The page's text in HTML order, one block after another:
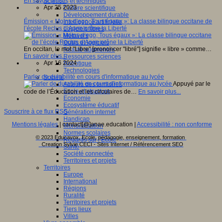
Culture scientifique
Développement durable
Intelligence artificielle
Logiciels libres
Métavers
Outils et logiciels
Réalité augmentée
Ressources sciences
Robotique
Technologies
Société
Acteurs des territoires
Ecole et structure
Economie
Ecosystème éducatif
Génération internet
Handicap
Mondialisation
Normes scolaires
Regards sur l’Ecole
Santé
Société connectée
Territoires et projets
Territoires
Europe
International
Régions
Ruralité
Territoires et projets
Tiers lieux
Villes
Apr 25 2023
Émission « Moins d’ego, Tous égaux »: La classe bilingue occitane de
l’école Reclus d’Agen prône la Liberté
En occitan, le mot "Libre" [prononcer "libré"] signifie « libre » comme…
En savoir plus...
Apr 16 2024
Parler de durabilité en cours d'informatique au lycée
Appuyé par le
code de l’Éducation et les circulaires de… En savoir plus...
Souscrire à ce flux RSS
Mentions légales| contact[@]anae.education | Accessibilité : non conforme
© 2023 Educavox, Ecole, pédagogie, enseignement, formation
Creation Sylvie CECI - Sites Internet / Référencement SEO